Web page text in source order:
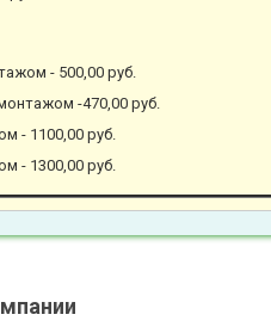
- 500,00 руб.
-470,00 руб.
- 1100,00 руб.
- 1300,00 руб.